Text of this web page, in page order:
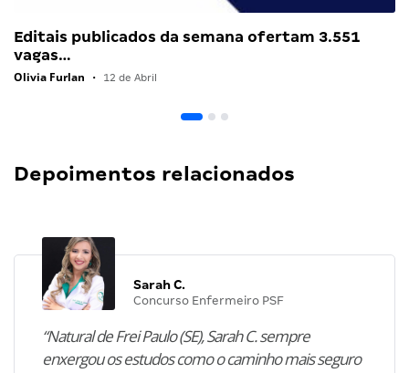
Editais publicados da semana ofertam 3.551
vagas…
Olivia Furlan • 12 de Abril
Depoimentos relacionados
Sarah C.
Concurso Enfermeiro PSF
“Natural de Frei Paulo (SE), Sarah C. sempre
enxergou os estudos como o caminho mais seguro